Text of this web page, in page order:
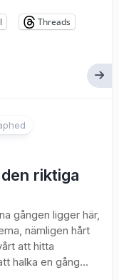
Threads
riktiga
gången ligger här,
nämligen hårt
att hitta
halka en gång...